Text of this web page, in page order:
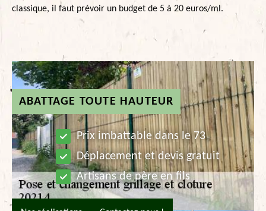
ABATTAGE TOUTE HAUTEUR
Prix imbattable dans le 73
Déplacement et devis gratuit
Artisans de père en fils
classique, il faut prévoir un budget de 5 à 20 euros/ml.